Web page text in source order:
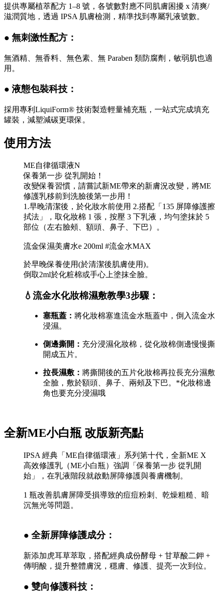
提供專屬植萃配方 1–8 號，各號數對應不同肌膚困擾 x 清爽/
滋潤質地，透過 IPSA 肌膚檢測，精準找到專屬乳液號數。
● 無刺激性配方：
無酒精、無香料、無色素、無 Paraben 類防腐劑，敏弱肌也適
用。
● 液態包裝科技：
採用專利LiquiForm® 技術製造輕量補充瓶，一站式完成填充
罐裝，減塑減碳更環保。
使用方法
ME自律循環液N
保養第一步 從乳開始！
改變保養習慣，請嘗試新ME帶來的新膚況改變，將ME
修護乳移前到洗臉後第一步用！
1.早晚清潔後，於化妝水前使用 2.搭配「135 屏障修護擦
拭法」，取化妝棉 1 張，按壓 3 下乳液，均勻塗抹於 5
部位（左右臉頰、額頭、鼻子、下巴）。
流金保濕美膚水e 200ml #流金水MAX
於早晚保養使用(於清潔後肌膚使用)。
倒取2ml於化粧棉或手心上塗抹全臉。
💧流金水化妝棉濕敷教學3步驟：
塞瓶蓋： 將化妝棉塞進流金水瓶蓋中，倒入流金水
浸濕。
側邊撕開： 充分浸濕化妝棉，從化妝棉側邊慢慢撕
開成五片。
拉長濕敷： 將撕開後的五片化妝棉再拉長充分濕敷
全臉，敷於額頭、鼻子、兩頰及下巴。*化妝棉邊
角也要充分浸濕哦
全新ME小白瓶 改版新亮點
IPSA 經典「ME自律循環液」系列第十代，全新ME X
高效修護乳（ME小白瓶）強調「保養第一步 從乳開
始」，在乳液階段就啟動屏障修護與養膚機制。
1 瓶改善肌膚屏障受損導致的痘痘粉刺、乾燥粗糙、暗
沉無光等問題。
● 全新屏障修護成分：
新添加虎耳草萃取，搭配經典成份酵母 + 甘草酸二鉀 +
傳明酸，提升整體膚況，穩膚、修護、提亮一次到位。
● 雙向修護科技：